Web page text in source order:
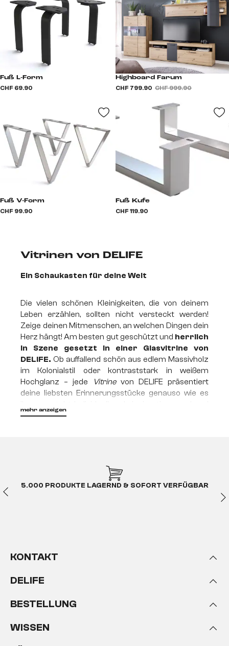
Fuß L-Form
CHF 69.90
Highboard Farum
CHF 799.90 CHF 999.90
Fuß V-Form
CHF 99.90
Fuß Kufe
CHF 119.90
Vitrinen von DELIFE
Ein Schaukasten für deine Welt
Die vielen schönen Kleinigkeiten, die von deinem
Leben erzählen, sollten nicht versteckt werden!
Zeige deinen Mitmenschen, an welchen Dingen dein
Herz hängt! Am besten gut geschützt und herrlich
in Szene gesetzt in einer Glasvitrine von
DELIFE. Ob auffallend schön aus edlem Massivholz
im Kolonialstil oder kontraststark in weißem
Hochglanz – jede
Vitrinevon DELIFE präsentiert
deine liebsten Erinnerungsstücke genauso wie es
pompös, manchmal schlicht und zurückhaltend.
und wollen in dein Zuhause. Denn nur da
Form. Inspiriert von der Tradition alter
Materialkombinationen sichern sich die
Platz im Raum.
mehr anzeigen
5.000 PRODUKTE LAGERND & SOFORT VERFÜGBAR
KONTAKT
DELIFE
BESTELLUNG
WISSEN